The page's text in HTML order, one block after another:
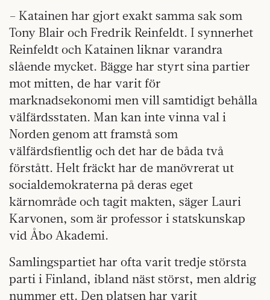
– Katainen har gjort exakt samma sak som
Tony Blair och Fredrik Reinfeldt. I synnerhet
Reinfeldt och Katainen liknar varandra
slående mycket. Bägge har styrt sina partier
mot mitten, de har varit för
marknadsekonomi men vill samtidigt behålla
välfärdsstaten. Man kan inte vinna val i
Norden genom att framstå som
välfärdsfientlig och det har de båda två
förstått. Helt fräckt har de manövrerat ut
socialdemokraterna på deras eget
kärnområde och tagit makten, säger Lauri
Karvonen, som är professor i statskunskap
vid Åbo Akademi.
Samlingspartiet har ofta varit tredje största
parti i Finland, ibland näst störst, men aldrig
nummer ett. Den platsen har varit